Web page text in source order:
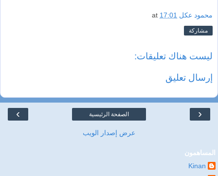
محمود عكل at 17:01
مشاركة
ليست هناك تعليقات:
إرسال تعليق
‹
› الصفحة الرئيسية
عرض إصدار الويب
المساهمون
Kinan